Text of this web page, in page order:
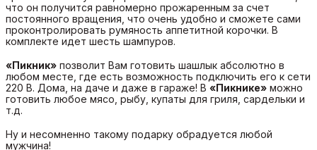
что он получится равномерно прожаренным за счет
постоянного вращения, что очень удобно и сможете сами
проконтролировать румяность аппетитной корочки. В
комплекте идет шесть шампуров.
«Пикник» позволит Вам готовить шашлык абсолютно в
любом месте, где есть возможность подключить его к сети
220 В. Дома, на даче и даже в гараже! В «Пикнике» можно
готовить любое мясо, рыбу, купаты для гриля, сардельки и
т.д.
Ну и несомненно такому подарку обрадуется любой
мужчина!